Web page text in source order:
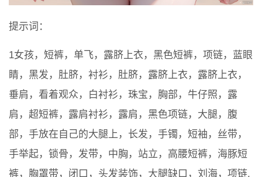
提示词：
1女孩，短裤，单飞，露脐上衣，黑色短裤，项链，蓝眼
睛，黑发，肚脐，衬衫，肚脐，露脐上衣，露脐上衣，
垂肩，看着观众，白衬衫，珠宝，胸部，牛仔照，露
肩，超短裤，露肩衬衫，露肩，黑色项链，大腿，腹
部，手放在自己的大腿上，长发，手镯，短袖，丝带，
手举起，锁骨，发带，中胸，站立，高腰短裤，海豚短
裤，胸罩带，闭口，头发装饰，大腿缺口，刘海，项链,